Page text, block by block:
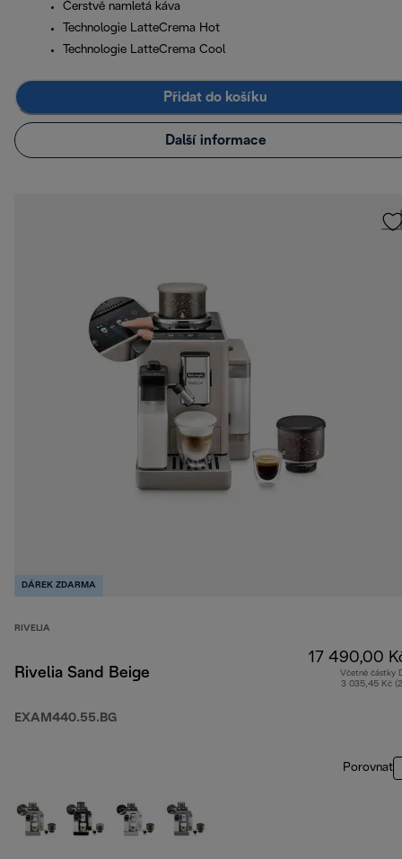
Čerstvě namletá káva
Technologie LatteCrema Hot
Technologie LatteCrema Cool
Přidat do košíku
Další informace
DÁREK ZDARMA
RIVELIA
Rivelia Sand Beige
EXAM440.55.BG
17 490,00
Včetně částky
3 035,45 Kč
Porovnat